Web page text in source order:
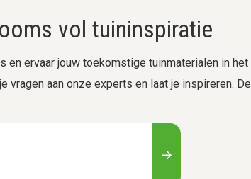
vol tuininspiratie
en ervaar jouw toekomstige tuinmaterialen in het
vragen aan onze experts en laat je inspireren. De